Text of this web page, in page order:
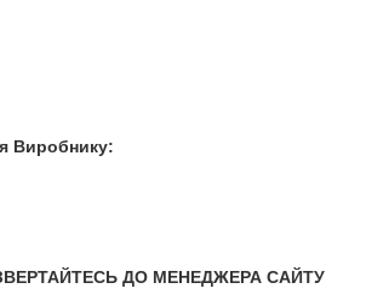
Виробнику:
ДО МЕНЕДЖЕРА САЙТУ